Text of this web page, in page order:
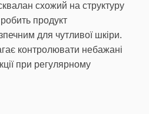
схожий на структуру
робить продукт
для чутливої ​​шкіри.
контролювати небажані
при регулярному